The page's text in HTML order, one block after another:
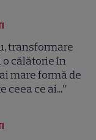
transformare
o călătorie în
mare formă de
ceea ce ai...”